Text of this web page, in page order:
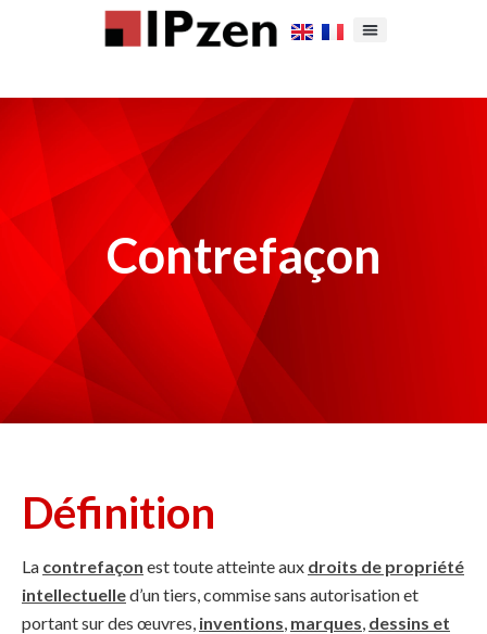
Contrefaçon
Définition
La contrefaçon est toute atteinte aux droits de propriété
intellectuelled’un tiers, commise sans autorisation et
portant sur des œuvres, inventions, marques, dessins et